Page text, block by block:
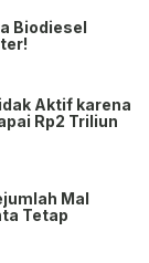
Biodiesel
Aktif karena
Rp2 Triliun
Mal
Tetap